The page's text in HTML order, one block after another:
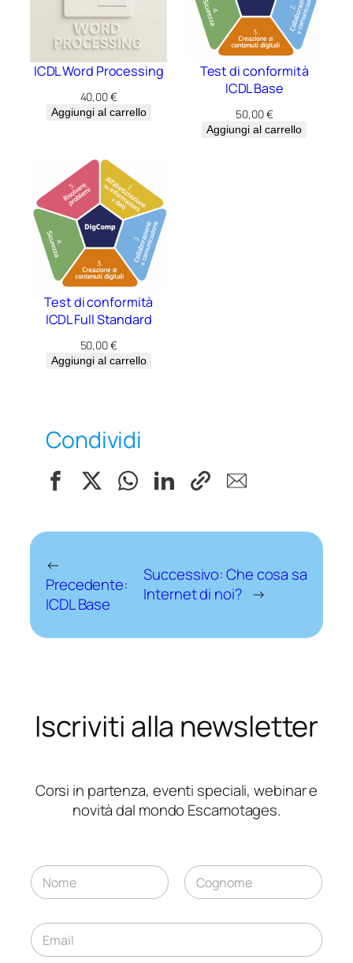
ICDL Word Processing
40,00€
Aggiungi al carrello
Test di conformità
ICDL Base
50,00€
Aggiungi al carrello
Test di conformità
ICDL Full Standard
50,00€
Aggiungi al carrello
Condividi
←
Precedente:
ICDL Base
Successivo:Che cosa sa
Internet di noi? →
Iscriviti alla newsletter
Corsi in partenza, eventi speciali, webinar e
novità dal mondo Escamotages.
N
o
m
*
m
E
m